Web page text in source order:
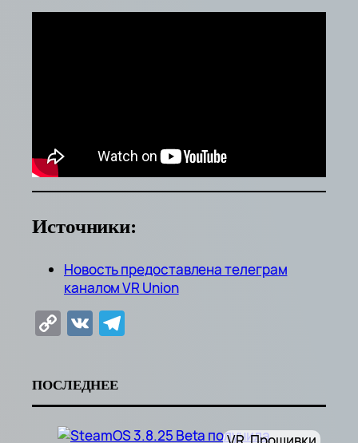
Источники:
Новость предоставлена телеграм
каналом VR Union
Copy
VK
ПОСЛЕДНЕЕ